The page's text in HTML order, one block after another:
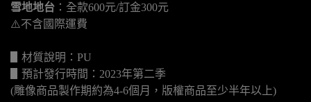
雪地地台 ：全款600元/訂金300元
⚠️不含國際運費
▋材質說明：PU
▋預計發行時間：2023年第二季
(雕像商品製作期約為4-6個月，版權商品至少半年以上)